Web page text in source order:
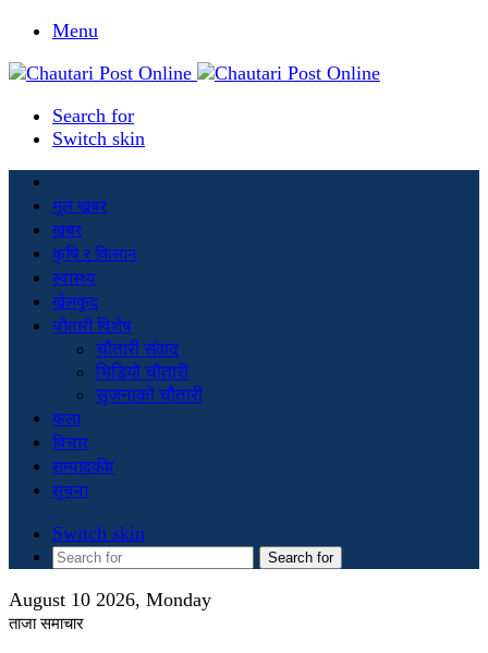
Menu
Search for
Switch skin
मूल खबर
खबर
कृषि र किसान
स्वास्थ्य
खेलकुद
चौतारी विशेष
चौतारी संवाद
भिडियो चौतारी
सृजनाको चौतारी
कला
विचार
सम्पादकीय
सुचना
Switch skin
Search for
August 10 2026, Monday
ताजा समाचार